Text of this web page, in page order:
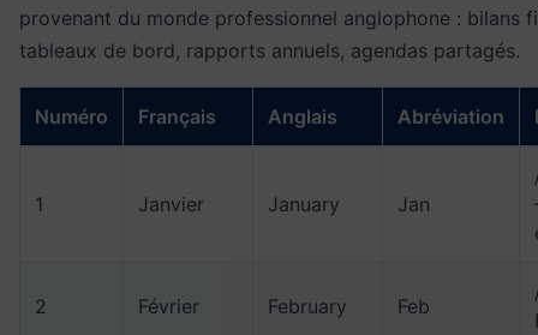
provenant du monde professionnel anglophone : bilans
tableaux de bord, rapports annuels, agendas partagés.
Numéro Français Anglais Abréviation
1 Janvier January Jan
2 Février February Feb